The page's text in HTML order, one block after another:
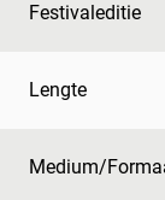
Festivaleditie
Lengte
Medium/